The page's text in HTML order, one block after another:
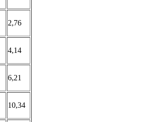
2,76
4,14
6,21
10,34